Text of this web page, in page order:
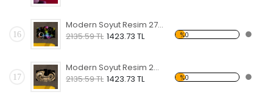
16
Modern Soyut Resim 27 Forex Tablo
2135.59 TL 1423.73 TL %0
17
Modern Soyut Resim 26 Forex Tablo
2135.59 TL 1423.73 TL %0